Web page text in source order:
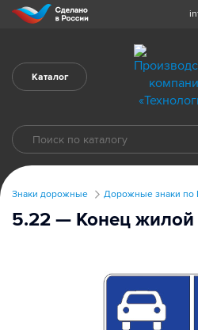
Каталог
Знаки дорожные Дорожные знаки по
5.22 — Конец